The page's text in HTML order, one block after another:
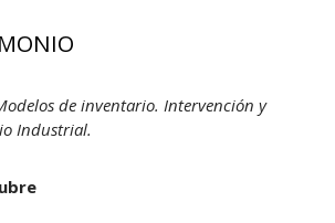
de inventario. Intervención y
Industrial.